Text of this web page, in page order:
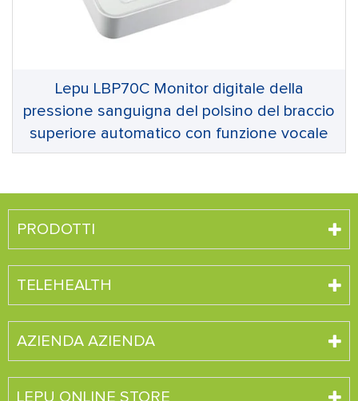
Lepu LBP70C Monitor digitale della
pressione sanguigna del polsino del braccio
superiore automatico con funzione vocale
PRODOTTI
TELEHEALTH
AZIENDA AZIENDA
LEPU ONLINE STORE